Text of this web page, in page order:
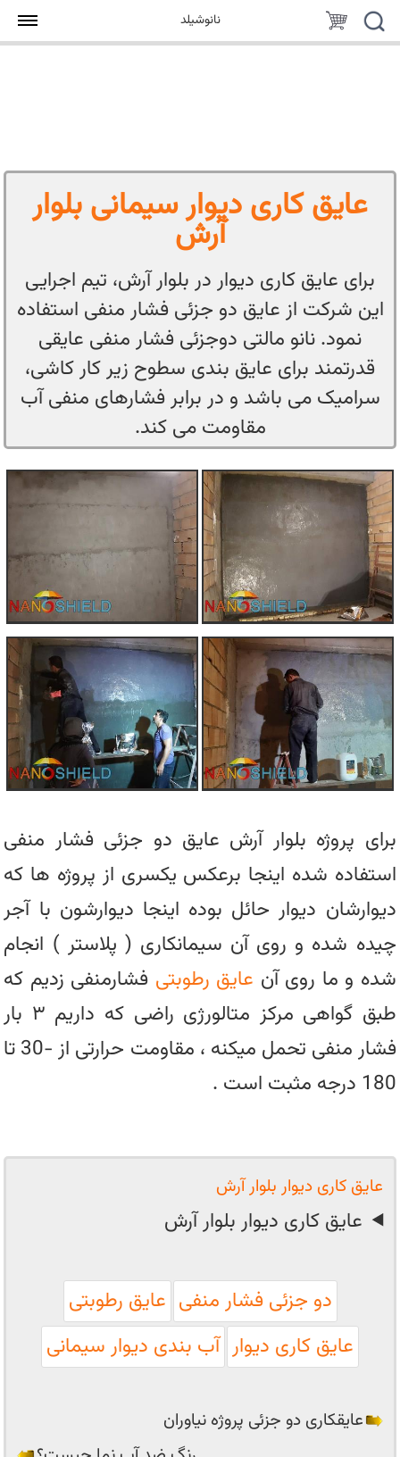
نانوشیلد
عایق کاری دیوار سیمانی بلوار
آرش
برای عایق کاری دیوار در بلوار آرش، تیم اجرایی
این شرکت از عایق دو جزئی فشار منفی استفاده
نمود. نانو مالتی دوجزئی فشار منفی عایقی
قدرتمند برای عایق بندی سطوح زیر کار کاشی،
سرامیک می باشد و در برابر فشارهای منفی آب
مقاومت می کند.
برای پروژه بلوار آرش عایق دو جزئی فشار منفی
استفاده شده اینجا برعکس یکسری از پروژه ها که
دیوارشان دیوار حائل بوده اینجا دیوارشون با آجر
چیده شده و روی آن سیمانکاری ( پلاستر ) انجام
شده و ما روی آن عایق رطوبتی فشارمنفی زدیم که
طبق گواهی مرکز متالورژی راضی که داریم ۳ بار
فشار منفی تحمل میکنه ، مقاومت حرارتی از -30 تا
180 درجه مثبت است .
عایق کاری دیوار بلوار آرش
عایق کاری دیوار بلوار آرش
دو جزئی فشار منفی عایق رطوبتی
عایق کاری دیوار آب بندی دیوار سیمانی
عایقکاری دو جزئی پروژه نیاوران
جستجو
سبد